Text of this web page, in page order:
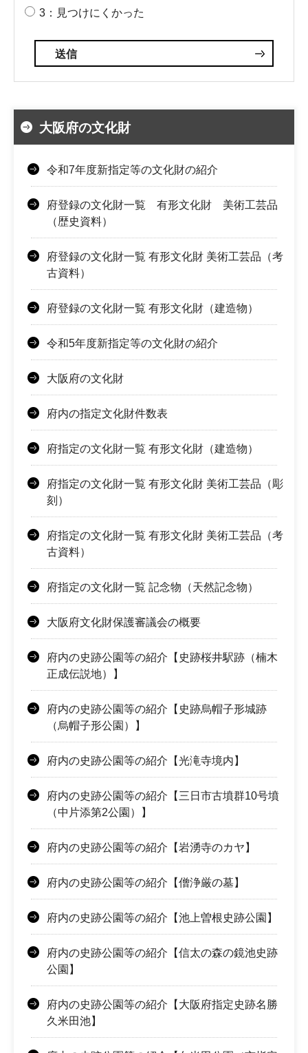
3：見つけにくかった
大阪府の文化財
令和7年度新指定等の文化財の紹介
府登録の文化財一覧 有形文化財 美術工芸品
（歴史資料）
府登録の文化財一覧 有形文化財 美術工芸品（考
古資料）
府登録の文化財一覧 有形文化財（建造物）
令和5年度新指定等の文化財の紹介
大阪府の文化財
府内の指定文化財件数表
府指定の文化財一覧 有形文化財（建造物）
府指定の文化財一覧 有形文化財 美術工芸品（彫
刻）
府指定の文化財一覧 有形文化財 美術工芸品（考
古資料）
府指定の文化財一覧 記念物（天然記念物）
大阪府文化財保護審議会の概要
府内の史跡公園等の紹介【史跡桜井駅跡（楠木
正成伝説地）】
府内の史跡公園等の紹介【史跡烏帽子形城跡
（烏帽子形公園）】
府内の史跡公園等の紹介【光滝寺境内】
府内の史跡公園等の紹介【三日市古墳群10号墳
（中片添第2公園）】
府内の史跡公園等の紹介【岩湧寺のカヤ】
府内の史跡公園等の紹介【僧浄厳の墓】
府内の史跡公園等の紹介【池上曽根史跡公園】
府内の史跡公園等の紹介【信太の森の鏡池史跡
公園】
府内の史跡公園等の紹介【大阪府指定史跡名勝
久米田池】